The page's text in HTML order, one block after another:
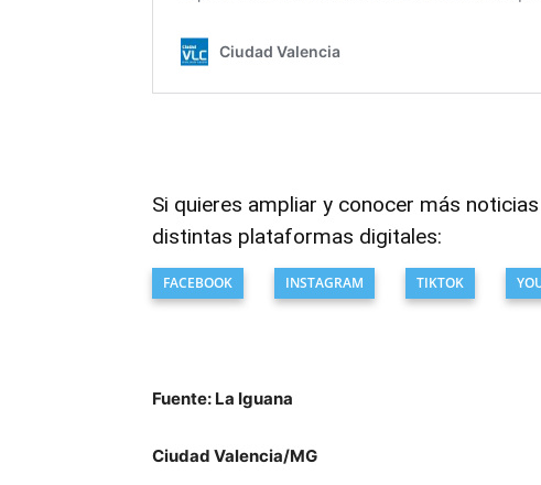
Si quieres ampliar y conocer más
distintas plataformas digitales:
FACEBOOK INSTAGRAM TIKTOK
Fuente: La Iguana
Ciudad Valencia/MG